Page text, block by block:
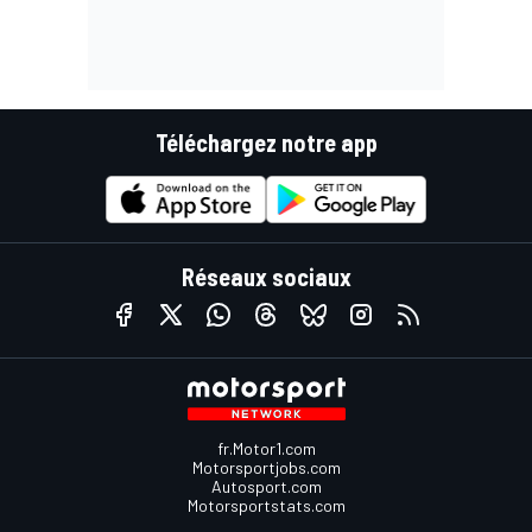
Téléchargez notre app
Réseaux sociaux
fr.Motor1.com
Motorsportjobs.com
Autosport.com
Motorsportstats.com